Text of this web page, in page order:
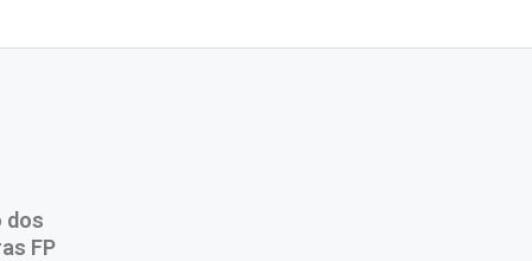
dos
FP